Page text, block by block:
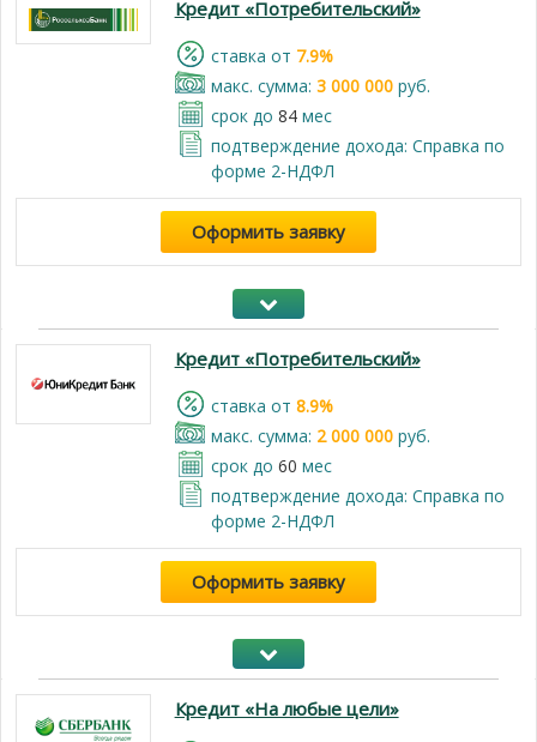
Кредит «Потребительский»
cтавка от 7.9%
макс. сумма: 3 000 000руб.
срок до 84мес
подтверждение дохода: Справка по
форме 2-НДФЛ
Оформить заявку
Кредит «Потребительский»
cтавка от 8.9%
макс. сумма: 2 000 000руб.
срок до 60 мес
подтверждение дохода: Справка по
форме 2-НДФЛ
Оформить заявку
Кредит «На любые цели»